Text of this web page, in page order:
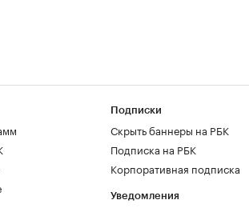
Подписки
Скрыть баннеры на РБК
Подписка на РБК
Корпоративная подписка
Уведомления